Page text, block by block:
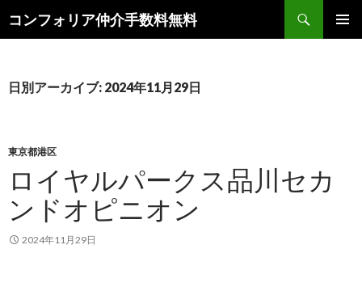
コンフォリア仲介手数料無料
索
ン
キ
プ
日別アーカイブ: 2024年11月29日
東京都港区
ロイヤルパークス品川セカ
ンドオピニオン
2024年11月29日